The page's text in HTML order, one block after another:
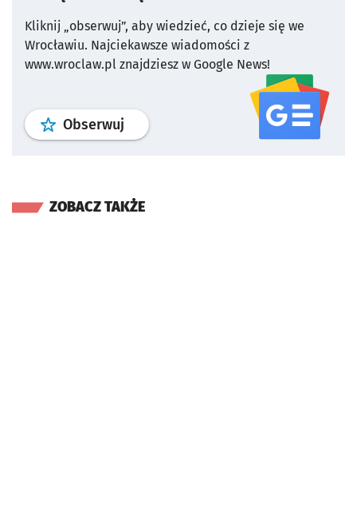
Kliknij „obserwuj”, aby wiedzieć, co dzieje się we
Wrocławiu. Najciekawsze wiadomości z
www.wroclaw.pl znajdziesz w Google News!
Obserwuj profil serwisu
ZOBACZ TAKŻE